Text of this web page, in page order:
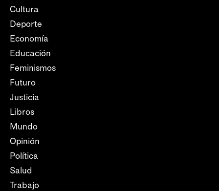
Cultura
Deporte
Economía
Educación
Feminismos
Futuro
Justicia
Libros
Mundo
Opinión
Política
Salud
Trabajo